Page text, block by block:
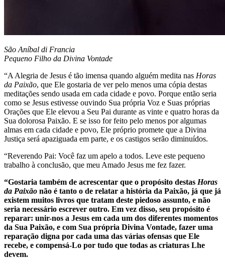
São Aníbal di Francia
Pequeno Filho da Divina Vontade
“A Alegria de Jesus é tão imensa quando alguém medita nas Horas
da Paixão, que Ele gostaria de ver pelo menos uma cópia destas
meditações sendo usada em cada cidade e povo. Porque então seria
como se Jesus estivesse ouvindo Sua própria Voz e Suas próprias
Orações que Ele elevou a Seu Pai durante as vinte e quatro horas da
Sua dolorosa Paixão. E se isso for feito pelo menos por algumas
almas em cada cidade e povo, Ele próprio promete que a Divina
Justiça será apaziguada em parte, e os castigos serão diminuídos.
“Reverendo Pai: Você faz um apelo a todos. Leve este pequeno
trabalho à conclusão, que meu Amado Jesus me fez fazer.
“Gostaria também de acrescentar que o propósito destas Horas
da Paixão não é tanto o de relatar a história da Paixão, já que já
existem muitos livros que tratam deste piedoso assunto, e não
seria necessário escrever outro. Em vez disso, seu propósito é
reparar: unir-nos a Jesus em cada um dos diferentes momentos
da Sua Paixão, e com Sua própria Divina Vontade, fazer uma
reparação digna por cada uma das várias ofensas que Ele
recebe, e compensá-Lo por tudo que todas as criaturas Lhe
devem.